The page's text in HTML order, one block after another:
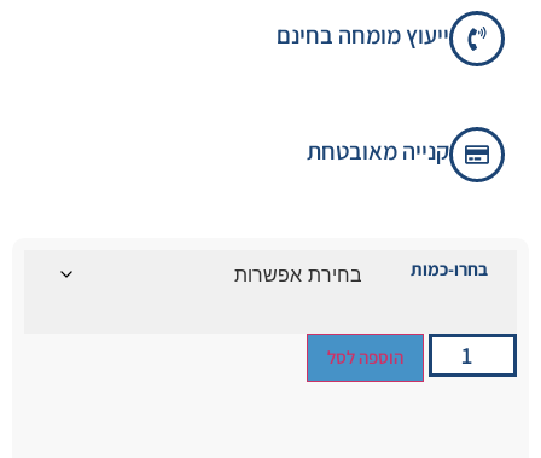
ייעוץ מומחה בחינם
קנייה מאובטחת
בחרו-כמות
הוספה לסל